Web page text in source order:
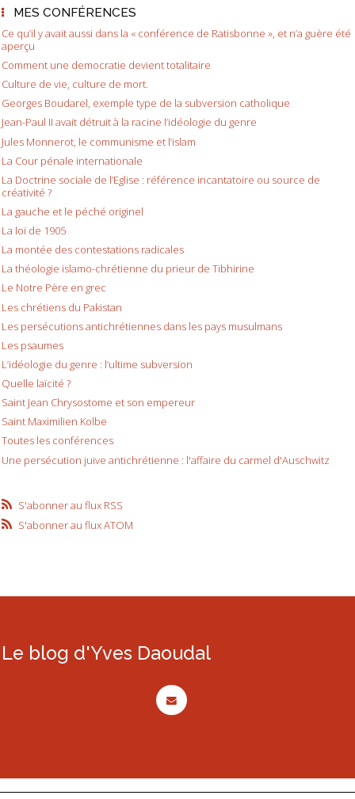
MES CONFÉRENCES
Ce qu’il y avait aussi dans la « conférence de Ratisbonne », et n’a guère été
aperçu
Comment une democratie devient totalitaire
Culture de vie, culture de mort.
Georges Boudarel, exemple type de la subversion catholique
Jean-Paul II avait détruit à la racine l’idéologie du genre
Jules Monnerot, le communisme et l’islam
La Cour pénale internationale
La Doctrine sociale de l’Eglise : référence incantatoire ou source de
créativité ?
La gauche et le péché originel
La loi de 1905
La montée des contestations radicales
La théologie islamo-chrétienne du prieur de Tibhirine
Le Notre Père en grec
Les chrétiens du Pakistan
Les persécutions antichrétiennes dans les pays musulmans
Les psaumes
L’idéologie du genre : l’ultime subversion
Quelle laïcité ?
Saint Jean Chrysostome et son empereur
Saint Maximilien Kolbe
Toutes les conférences
Une persécution juive antichrétienne : l'affaire du carmel d'Auschwitz
S'abonner au flux RSS
S'abonner au flux ATOM
Le blog d'Yves Daoudal